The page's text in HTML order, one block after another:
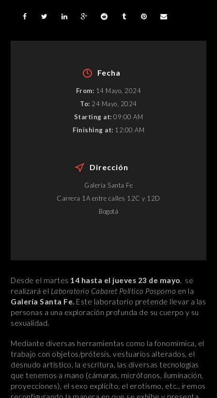
Fecha
From: 14 Mayo, 2024
To: 24 Mayo, 2024
Starting at: 09:00 AM
Finishing at: 12:00 AM
Dirección
Galería Santa Fe
Carrera 1A entre calles 12C y 12D
Bogotá
Desde el martes 14 hasta el jueves 23 de mayo, se
realizará el Laboratorio Cabaret Político Posporno en la
Galería Santa Fe. Este laboratorio pretende llevar a las
personas a una exploración profunda de su cuerpo y su
sexualidad.
Mediante diversas herramientas como la fonomímica, el
trabajo con objetos/prótesis, vestuarios alterados, el
desnudo artístico, la escritura, las diversas tecnologías
que tenemos a mano (cámaras, micrófonos, iluminación,
proyecciones), el sexo explícito, el erotismo, etc., iremos